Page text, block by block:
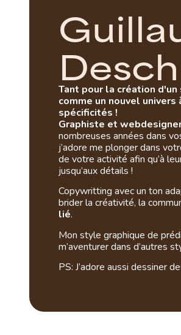
Guilla
Desch
Tant pour la création
comme un nouvel
spécificités !
Graphiste et
nombreuses années dans
j’adore me plonger dans
de votre activité afin qu’à
jusqu’aux détails !
Copywritting avec un ton
brider la créativité, la
lié.
Mon style graphique de
m’aventurer dans d’autres
PS: J’adore aussi dessiner